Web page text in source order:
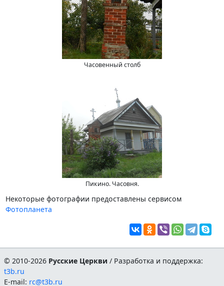
Часовенный столб
Пикино. Часовня.
Некоторые фотографии предоставлены сервисом
Фотопланета
© 2010-2026 Русские Церкви / Разработка и поддержка:
t3b.ru
E-mail: rc@t3b.ru